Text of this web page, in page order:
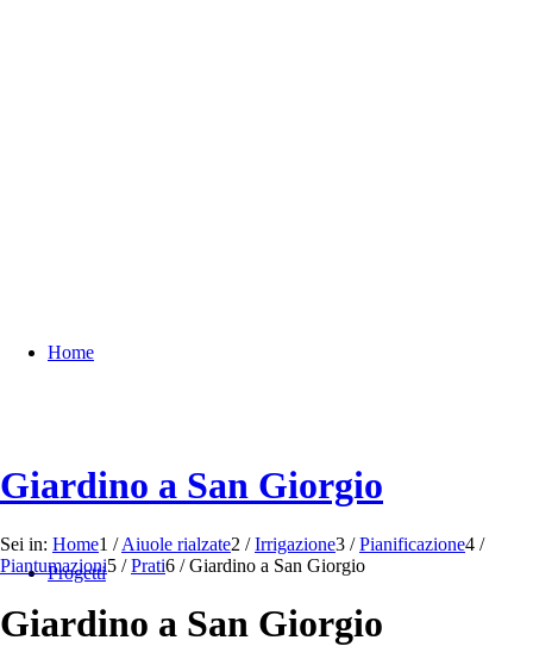
Home
Progetti
Giardino a San Giorgio
Sei in: Home1 / Aiuole rialzate2 / Irrigazione3 / Pianificazione4 /
Piantumazioni5 / Prati6 / Giardino a San Giorgio
Giardino a San Giorgio